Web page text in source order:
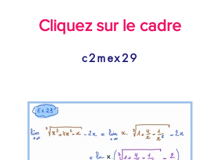
Cliquez sur le cadre
c2mex29